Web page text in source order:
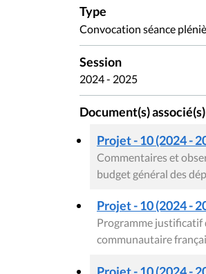
Type
Convocation séance
Session
2024 - 2025
Document(s) associé(s)
Projet - 10 (2024 -
Commentaires et
budget général des
Projet - 10 (2024 -
Programme justificatif
communautaire